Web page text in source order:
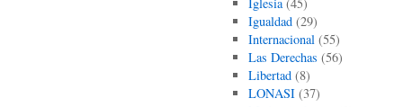
Igualdad(29)
Internacional(55)
Las Derechas (56)
Libertad(8)
LONASI(37)